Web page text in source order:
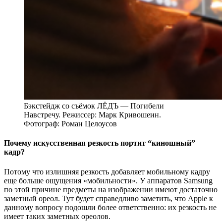
Бэкстейдж со съёмок ЛЁДЪ — Погибели
Навстречу. Режиссер: Марк Кривошеин.
Фотограф: Роман Целоусов
Почему искусственная резкость портит “киношный”
кадр?
Потому что излишняя резкость добавляет мобильному кадру
еще больше ощущения «мобильности». У аппаратов Samsung
по этой причине предметы на изображении имеют достаточно
заметный ореол. Тут будет справедливо заметить, что Apple к
данному вопросу подошли более ответственно: их резкость не
имеет таких заметных ореолов.